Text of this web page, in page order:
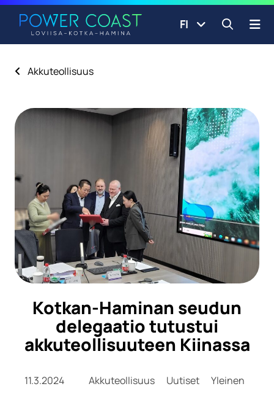
Siirry sisältöön
FI Avaa
Akkuteollisuus
Kotkan-Haminan seudun
delegaatio tutustui
akkuteollisuuteen Kiinassa
11.3.2024 Akkuteollisuus Uutiset Yleinen